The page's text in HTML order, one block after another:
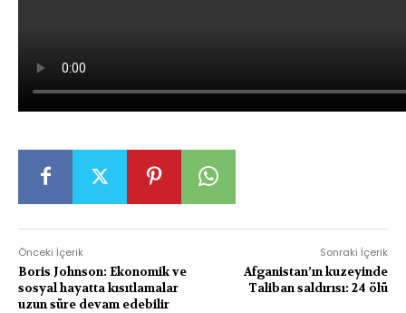
Önceki İçerik
Boris Johnson: Ekonomik ve
sosyal hayatta kısıtlamalar
uzun süre devam edebilir
Sonraki İçerik
Afganistan’ın kuzeyinde
Taliban saldırısı: 24 ölü